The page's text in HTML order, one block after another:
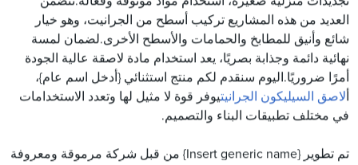
العديد من هذه المشاريع تركيب أسطح من الجرانيت، وهو خيار
شائع وأنيق للمطابخ والحمامات والأسطح الأخرى.لضمان لمسة
نهائية دائمة وجذابة بصريًا، يعد استخدام مادة لاصقة عالية الجودة
أمرًا ضروريًا.اليوم سنقدم لكم منتج استثنائي {أدخل اسم عام}،
لاصق السيليكون الجرانيتيوفر قوة لا مثيل لها وتعدد الاستخدامات
في مختلف تطبيقات البناء والتصميم.
تم تطوير {Insert generic name} من قبل شركة مرموقة ومعروفة